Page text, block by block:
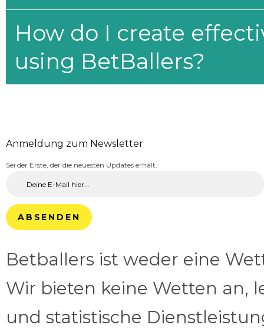
How do I create
using BetBallers?
Anmeldung zum Newsletter
Sei der Erste, der die neuesten Updates erhält.
ABSENDEN
Betballers ist weder eine
Wir bieten keine Wetten an,
und statistische